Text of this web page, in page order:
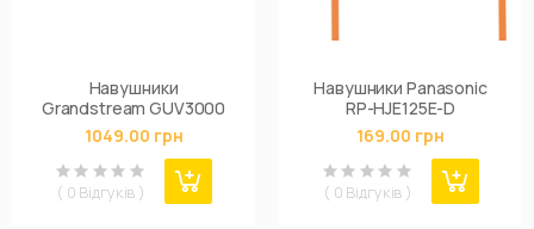
Навушники
Grandstream GUV3000
1049.00 грн
( 0 Відгуків )
Навушники Panasonic
RP-HJE125E-D
169.00 грн
( 0 Відгуків )